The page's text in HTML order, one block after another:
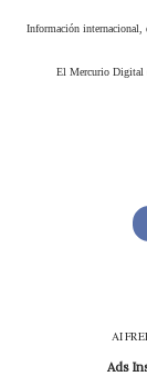
Información internacional,
El Mercurio Digital
AI
Ads